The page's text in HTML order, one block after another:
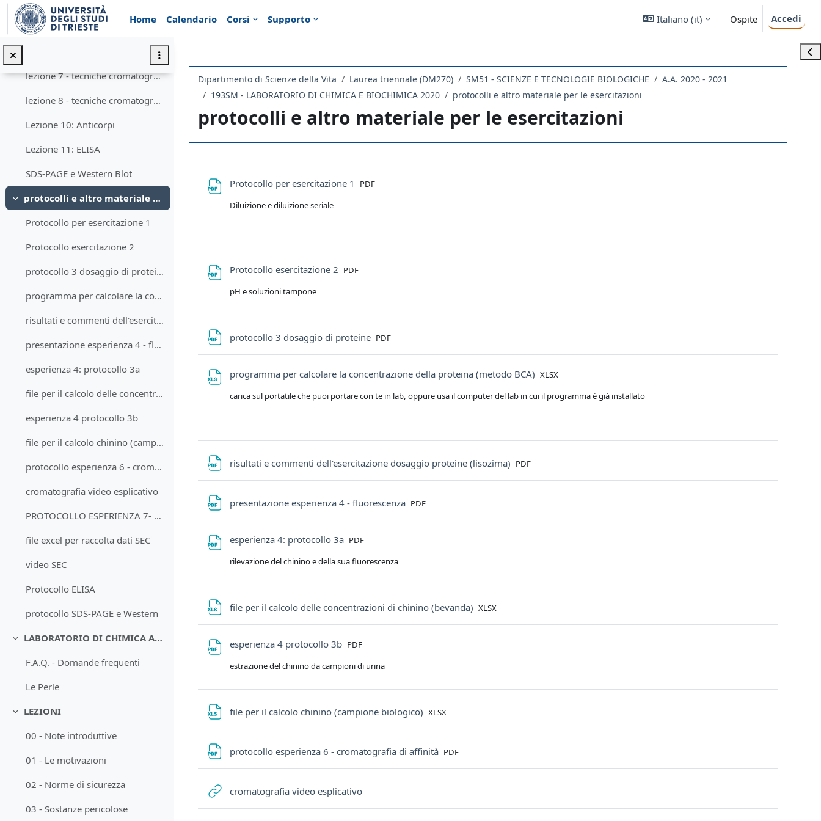
Vai al contenuto principale
Home
Calendario Corsi Supporto Italiano ‎(it)‎ Ospite Accedi
lezione 6 - frazionamento e centrifugazione
lezione 7 - tecniche cromatografiche - parte 1
lezione 8 - tecniche cromatografiche - parte 2
Lezione 10: Anticorpi
Lezione 11: ELISA
SDS-PAGE e Western Blot
Minimizza
protocolli e altro materiale per le esercitazioni
Protocollo per esercitazione 1
Protocollo esercitazione 2
protocollo 3 dosaggio di proteine
programma per calcolare la concentrazione della proteina (metodo BCA)
risultati e commenti dell'esercitazione dosaggio proteine (lisozima)
presentazione esperienza 4 - fluorescenza
esperienza 4: protocollo 3a
file per il calcolo delle concentrazioni di chinino (bevanda)
esperienza 4 protocollo 3b
file per il calcolo chinino (campione biologico)
protocollo esperienza 6 - cromatografia di affinità
cromatografia video esplicativo
PROTOCOLLO ESPERIENZA 7- SEC
file excel per raccolta dati SEC
video SEC
Protocollo ELISA
protocollo SDS-PAGE e Western
Minimizza
LABORATORIO DI CHIMICA A.A.20-21
F.A.Q. - Domande frequenti
Le Perle
Minimizza
LEZIONI
00 - Note introduttive
01 - Le motivazioni
02 - Norme di sicurezza
03 - Sostanze pericolose
Dipartimento di Scienze della Vita Laurea triennale (DM270) SM51 - SCIENZE E TECNOLOGIE BIOLOGICHE
A.A. 2020 - 2021
193SM - LABORATORIO DI CHIMICA E BIOCHIMICA 2020
protocolli e altro materiale per le esercitazioni
protocolli e altro materiale per le esercitazioni
Protocollo per esercitazione 1 File
PDF
Diluizione e diluizione seriale
Protocollo esercitazione 2 File
PDF
pH e soluzioni tampone
protocollo 3 dosaggio di proteine File
PDF
programma per calcolare la concentrazione della proteina (metodo BCA) File
XLSX
carica sul portatile che puoi portare con te in lab, oppure usa il computer del lab in cui il programma è già installato
risultati e commenti dell'esercitazione dosaggio proteine (lisozima) File
PDF
presentazione esperienza 4 - fluorescenza File
PDF
esperienza 4: protocollo 3a File
PDF
rilevazione del chinino e della sua fluorescenza
file per il calcolo delle concentrazioni di chinino (bevanda) XLSX
esperienza 4 protocollo 3b File
PDF
estrazione del chinino da campioni di urina
file per il calcolo chinino (campione biologico) XLSX
protocollo esperienza 6 - cromatografia di affinità File
PDF
cromatografia video esplicativoURL